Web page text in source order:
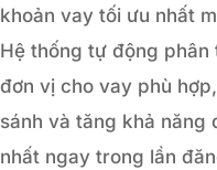
khoản vay tối ưu nhất
Hệ thống tự động phân
đơn vị cho vay phù
sánh và tăng khả năng
nhất ngay trong lần